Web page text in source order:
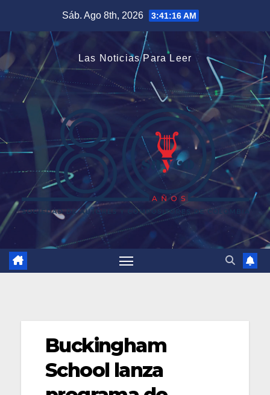
contenido
Sáb. Ago 8th, 2026 3:41:17 AM
Las Noticias Para Leer
Buckingham
School lanza